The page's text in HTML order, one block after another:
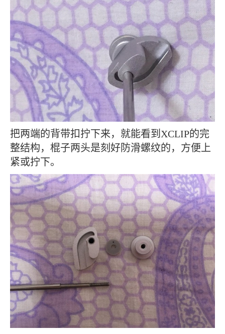
把两端的背带扣拧下来，就能看到XCLIP的完
整结构，棍子两头是刻好防滑螺纹的，方便上
紧或拧下。